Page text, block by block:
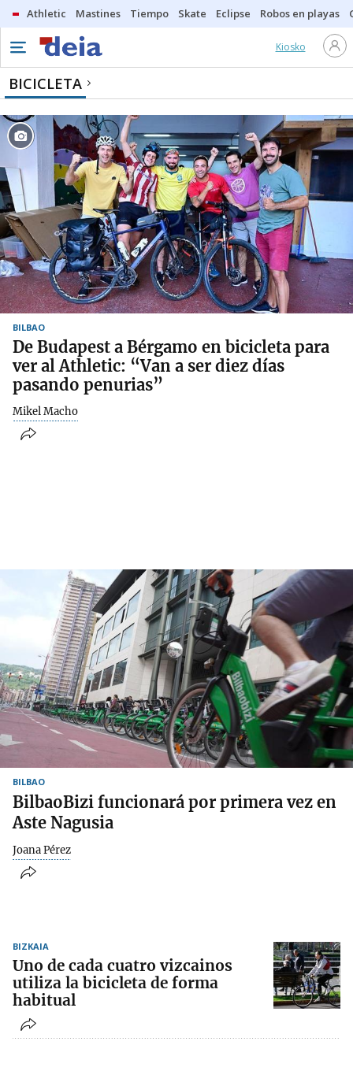
Athletic Mastines Tiempo Skate Eclipse Robos en playas
Kiosko
BICICLETA
BILBAO
De Budapest a Bérgamo en bicicleta para
ver al Athletic: “Van a ser diez días
pasando penurias”
Mikel Macho
BILBAO
BilbaoBizi funcionará por primera vez en
Aste Nagusia
Joana Pérez
BIZKAIA
Uno de cada cuatro vizcainos
utiliza la bicicleta de forma
habitual